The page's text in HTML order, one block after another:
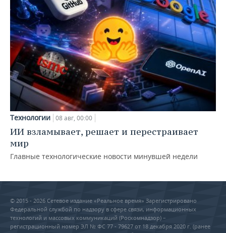
Технологии 08 авг, 00:00
ИИ взламывает, решает и перестраивает
мир
Главные технологические новости минувшей недели
© 2015 - 2026 Сетевое издание «Реальное время» Зарегистрировано
Федеральной службой по надзору в сфере связи, информационных
технологий и массовых коммуникаций (Роскомнадзор) –
регистрационный номер ЭЛ № ФС 77 - 79627 от 18 декабря 2020 г. (ранее